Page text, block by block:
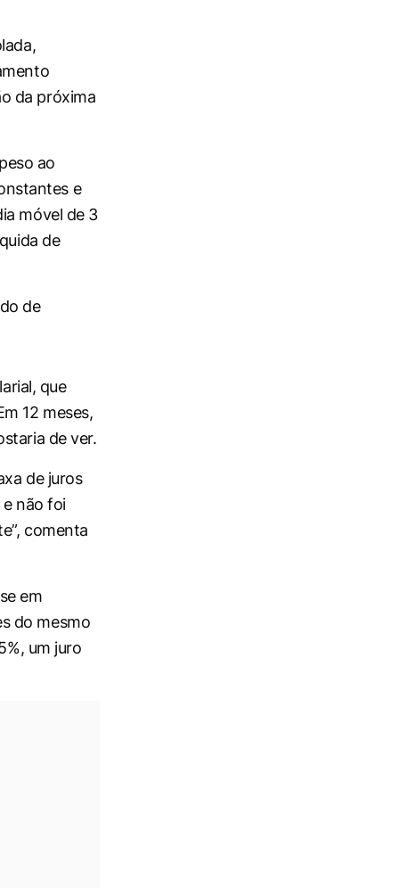
da próxima
ao
e
móvel de 3
de
de
que
12 meses,
de ver.
de juros
não foi
comenta
em
do mesmo
um juro